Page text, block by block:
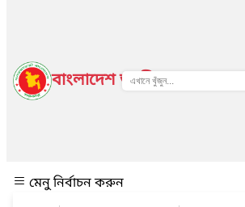
বাংলাদেশ জাতীয় তথ্য বাতায়ন
মেনু নির্বাচন করুন